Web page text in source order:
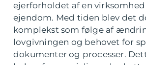
ejerforholdet af en
ejendom. Med tiden blev det
komplekst som følge af
lovgivningen og behovet for
dokumenter og processer.